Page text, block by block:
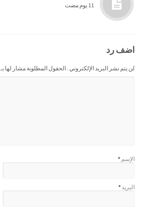
11 يوم مضت
اضف رد
لن يتم نشر البريد الإلكتروني . الحقول المطلوبة مشار لها
الإسم *
البريد*